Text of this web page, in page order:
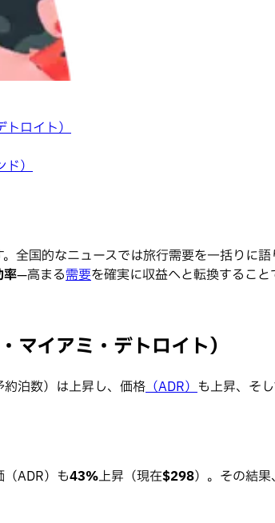
トロイト）
ド）
全国的なニュースでは旅行需要を一括りに
率—高まる需要を確実に収益へと転換すること
マイアミ・デトロイト）
泊数）は上昇し、価格 （ADR） も上昇、そ
ADR）も43%上昇（現在$298）。その結